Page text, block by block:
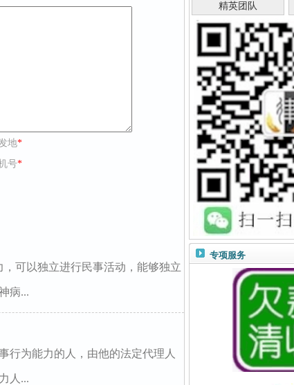
地*
号*
，可以独立进行民事活动，能够独立
病...
行为能力的人，由他的法定代理人
人...
精英团队
专项服务